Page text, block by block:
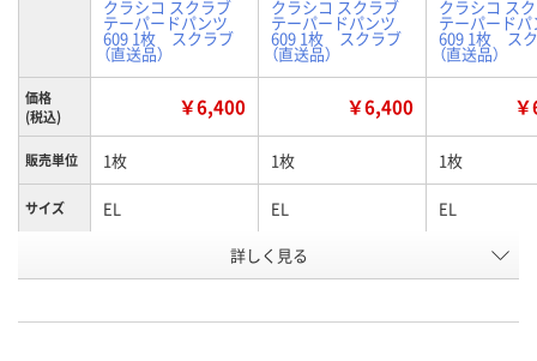
クラシコ スクラブ
テーパードパンツ
609 1枚 スクラブ
（直送品）
クラシコ スクラブ
テーパードパンツ
609 1枚 スクラブ
（直送品）
クラシコ ス
テーパードパ
609 1枚 ス
（直送品）
価格
(税込)
￥6,400 ￥6,400
販売単位 1枚 1枚 1枚
サイズ EL EL EL
バーガンディー
号
詳しく見る